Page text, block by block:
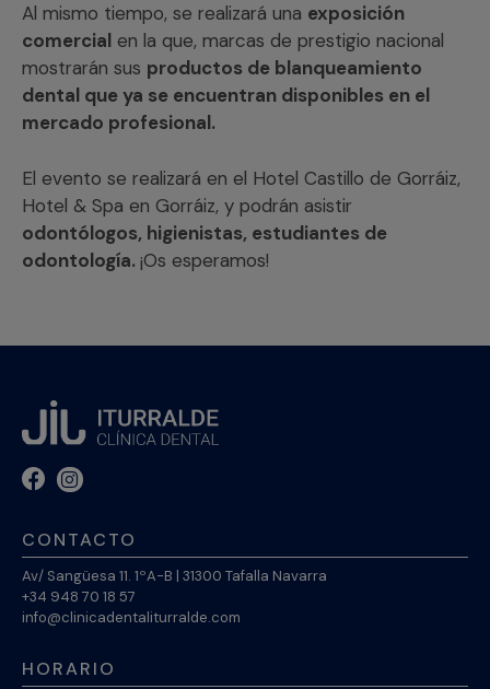
Al mismo tiempo, se realizará una exposición
comercial en la que, marcas de prestigio nacional
mostrarán sus productos de blanqueamiento
dental que ya se encuentran disponibles en el
mercado profesional.
El evento se realizará en el Hotel Castillo de Gorráiz,
Hotel & Spa en Gorráiz, y podrán asistir
odontólogos, higienistas, estudiantes de
odontología.¡Os esperamos!
CONTACTO
Av/ Sangüesa 11. 1ºA-B | 31300 Tafalla Navarra
+34 948 70 18 57
info@clinicadentaliturralde.com
HORARIO